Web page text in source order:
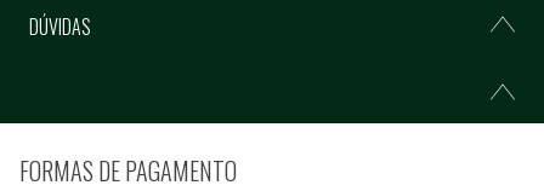
DÚVIDAS
FORMAS DE PAGAMENTO